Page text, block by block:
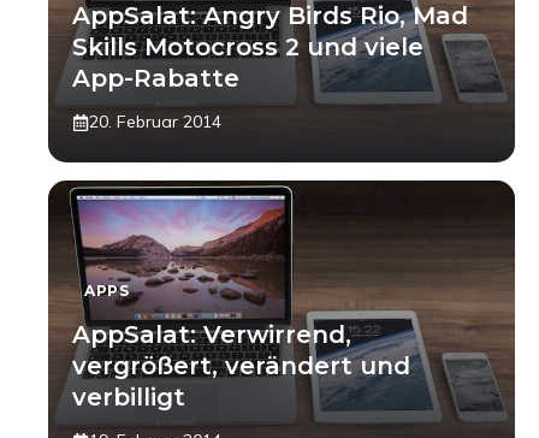
AppSalat: Angry Birds Rio, Mad
Skills Motocross 2 und viele
App-Rabatte
20. Februar 2014
APPS
AppSalat: Verwirrend,
vergrößert, verändert und
verbilligt